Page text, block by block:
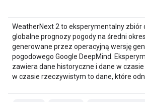
WeatherNext 2 to eksperymentalny zbiór
globalne prognozy pogody na średni
generowane przez operacyjną wersję
pogodowego Google DeepMind.
zawiera dane historyczne i dane w
w czasie rzeczywistym to dane, które